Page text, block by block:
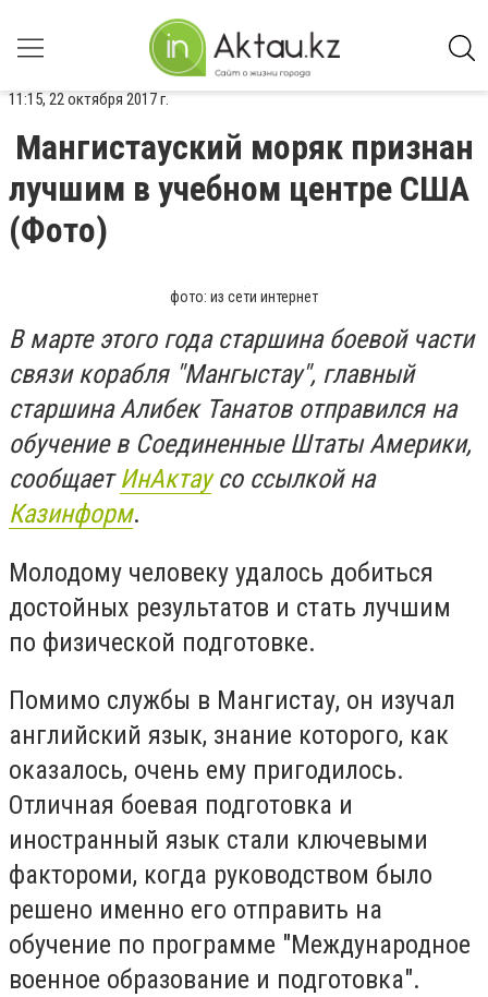
11:15, 22 октября 2017 г.
Мангистауский моряк признан
лучшим в учебном центре США
(Фото)
фото: из сети интернет
В марте этого года старшина боевой части
связи корабля "Мангыстау", главный
старшина Алибек Танатов отправился на
обучение в Соединенные Штаты Америки,
сообщаетИнАктаусо ссылкой на
Казинформ.
Молодому человеку удалось добиться
достойных результатов и стать лучшим
по физической подготовке.
Помимо службы в Мангистау, он изучал
английский язык, знание которого, как
оказалось, очень ему пригодилось.
Отличная боевая подготовка и
иностранный язык стали ключевыми
фактороми, когда руководством было
решено именно его отправить на
обучение по программе "Международное
военное образование и подготовка".